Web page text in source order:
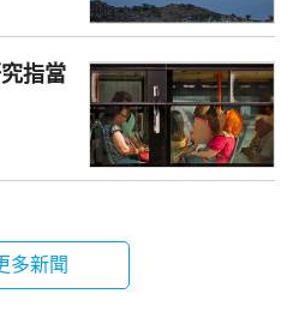
指當
多新聞